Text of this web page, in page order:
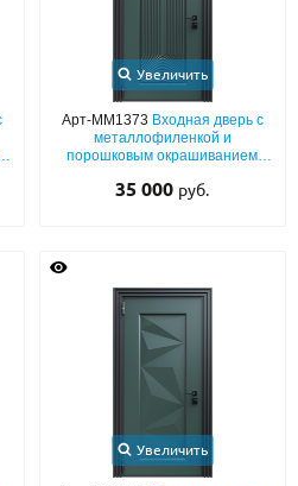
Увеличить
Арт-ММ1373 Входная дверь с
металлофиленкой и
порошковым окрашиванием
35 000 руб.
Увеличить